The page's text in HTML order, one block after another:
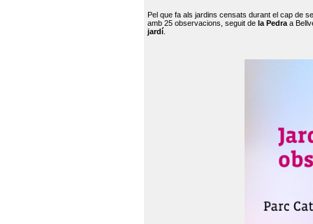
Pel que fa als jardins censats durant el cap de
amb 25 observacions, seguit de la Pedra a
jardí